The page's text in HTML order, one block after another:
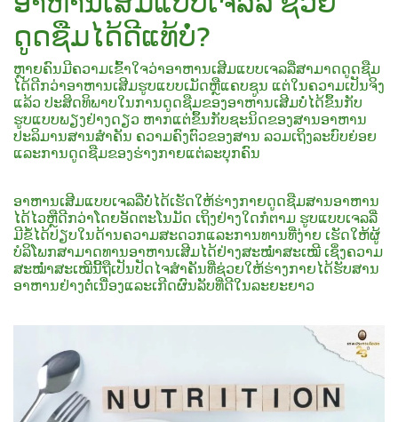
ດູດຊືມໄດ້ດີແທ້ບໍ່?
ຫຼາຍຄົນມີຄວາມເຂົ້າໃຈວ່າອາຫານເສີມແບບເຈລລີ່ສາມາດດູດຊືມ
ໄດ້ດີກວ່າອາຫານເສີມຮູບແບບເມັດຫຼືແຄບຊູນ ແຕ່ໃນຄວາມເປັນຈິງ
ແລ້ວ ປະສິດທິພາບໃນການດູດຊືມຂອງອາຫານເສີມບໍ່ໄດ້ຂຶ້ນກັບ
ຮູບແບບພຽງຢ່າງດຽວ ຫາກແຕ່ຂຶ້ນກັບຊະນິດຂອງສານອາຫານ
ປະລິມານສານສຳຄັນ ຄວາມຄົງຕົວຂອງສານ ລວມເຖິງລະບົບຍ່ອຍ
ແລະການດູດຊືມຂອງຮ່າງກາຍແຕ່ລະບຸກຄົນ
ອາຫານເສີມແບບເຈລລີ່ບໍ່ໄດ້ເຮັດໃຫ້ຮ່າງກາຍດູດຊືມສານອາຫານ
ໄດ້ໄວຫຼືດີກວ່າໂດຍອັດຕະໂນມັດ ເຖິງຢ່າງໃດກໍຕາມ ຮູບແບບເຈລລີ່
ມີຂໍ້ໄດ້ປຽບໃນດ້ານຄວາມສະດວກແລະການທານທີ່ງ່າຍ ເຮັດໃຫ້ຜູ້
ບໍລິໂພກສາມາດທານອາຫານເສີມໄດ້ຢ່າງສະໝ່ຳສະເໝີ ເຊິ່ງຄວາມ
ສະໝ່ຳສະເໝີນີ້ຖືເປັນປັດໄຈສຳຄັນທີ່ຊ່ວຍໃຫ້ຮ່າງກາຍໄດ້ຮັບສານ
ອາຫານຢ່າງຕໍ່ເນື່ອງແລະເກີດຜົນລັບທີ່ດີໃນລະຍະຍາວ